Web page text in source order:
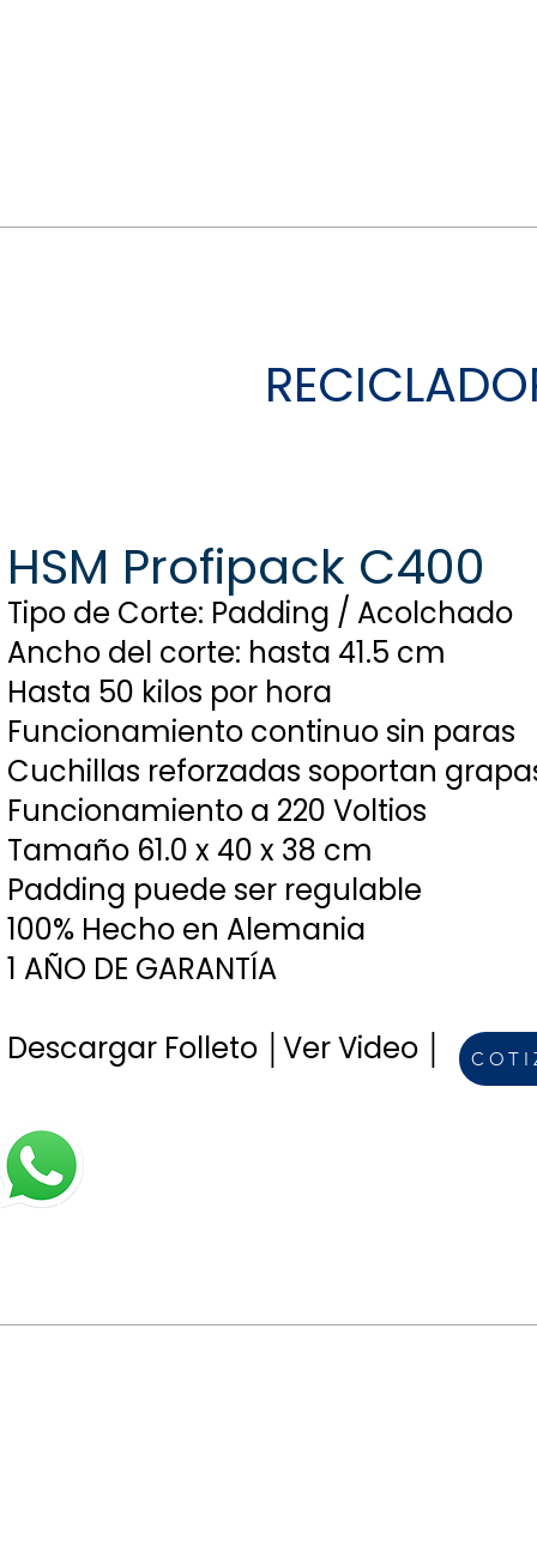
HSM Profipack C400
Tipo de Corte: Padding / Acolchado
Ancho del corte: hasta 41.5 cm
Hasta 50 kilos por hora
Funcionamiento continuo sin paras
Cuchillas reforzadas soportan
Funcionamiento a 220 Voltios
Tamaño 61.0 x 40 x 38 cm
Padding puede ser regulable
100% Hecho en Alemania
1 AÑO DE GARANTÍA
Descargar Folleto │ Ver Video │